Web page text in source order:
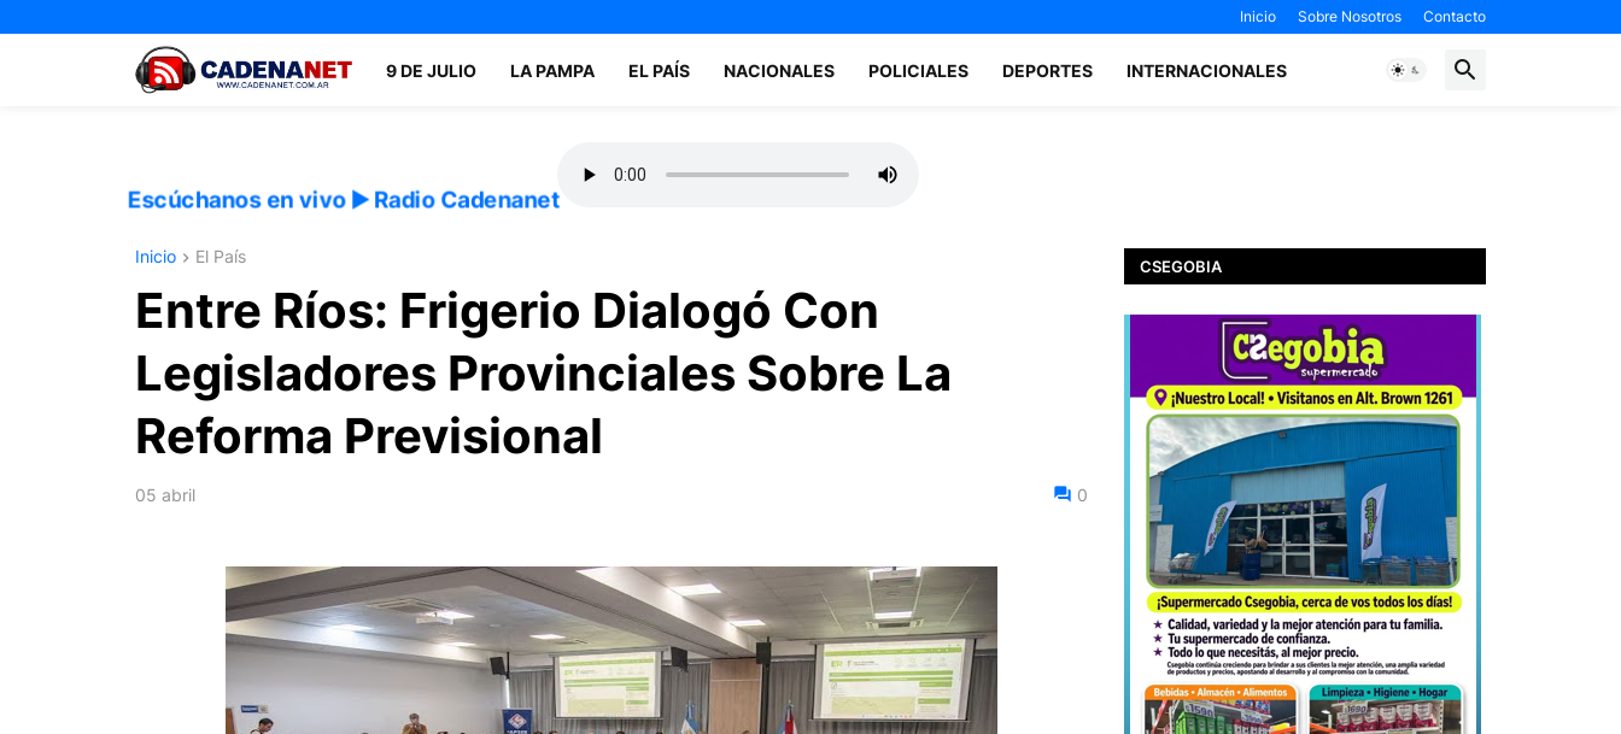
Inicio Sobre Nosotros Contacto
9 DE JULIO LA PAMPA EL PAÍS NACIONALES POLICIALES DEPORTES INTERNACIONALES
Escúchanos en vivo ▶️ Radio Cadenanet
Inicio El País
Entre Ríos: Frigerio Dialogó Con
Legisladores Provinciales Sobre La
Reforma Previsional
05 abril 0
CSEGOBIA